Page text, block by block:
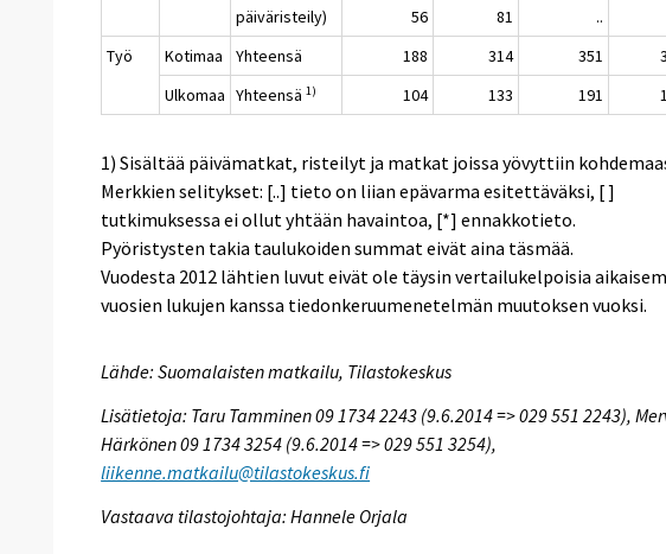
päiväristeily)
56 81
..
Työ
Kotimaa Yhteensä 188 314 351
Ulkomaa Yhteensä1) 104 133 191
1) Sisältää päivämatkat, risteilyt ja matkat joissa yövyttiin
Merkkien selitykset: [..] tieto on liian epävarma esitettäväksi, [ ]
tutkimuksessa ei ollut yhtään havaintoa, [*] ennakkotieto.
Pyöristysten takia taulukoiden summat eivät aina täsmää.
Vuodesta 2012 lähtien luvut eivät ole täysin vertailukelpoisia
vuosien lukujen kanssa tiedonkeruumenetelmän muutoksen vuoksi.
Lähde: Suomalaisten matkailu, Tilastokeskus
Lisätietoja: Taru Tamminen 09 1734 2243 (9.6.2014 => 029 551 2243),
Härkönen 09 1734 3254 (9.6.2014 => 029 551 3254),
liikenne.matkailu@tilastokeskus.fi
Vastaava tilastojohtaja: Hannele Orjala